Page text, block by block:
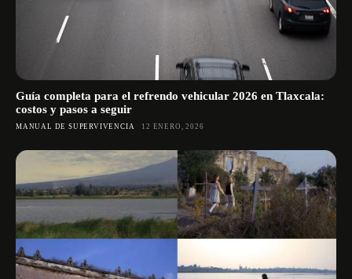
Guía completa para el refrendo vehicular 2026 en Tlaxcala:
costos y pasos a seguir
MANUAL DE SUPERVIVENCIA 12 ENERO, 2026